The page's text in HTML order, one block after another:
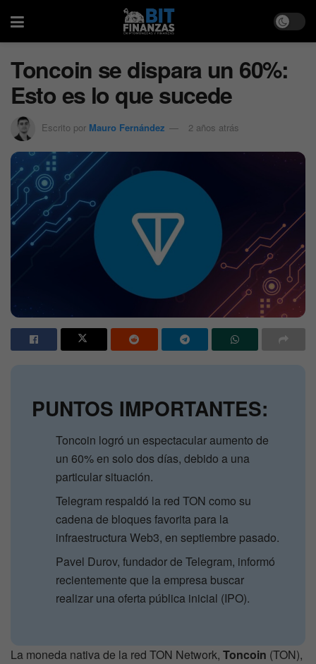
Toncoin se dispara un 60%:
Esto es lo que sucede
Escrito por Mauro Fernández 2 años atrás
PUNTOS IMPORTANTES:
Toncoin logró un espectacular aumento de
un 60% en solo dos días, debido a una
particular situación.
Telegram respaldó la red TON como su
cadena de bloques favorita para la
infraestructura Web3, en septiembre pasado.
Pavel Durov, fundador de Telegram, informó
recientemente que la empresa buscar
realizar una oferta pública inicial (IPO).
La moneda nativa de la red TON Network, Toncoin (TON),